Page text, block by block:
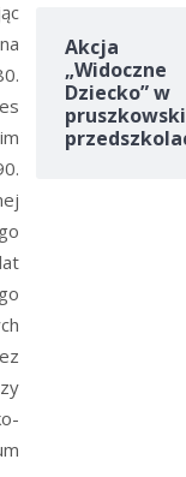
Akcja
„Widoczne
Dziecko” w